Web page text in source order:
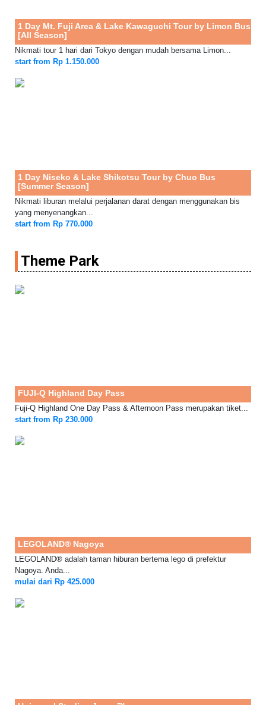
1 Day Mt. Fuji Area & Lake Kawaguchi Tour by Limon Bus
[All Season]
Nikmati tour 1 hari dari Tokyo dengan mudah bersama Limon...
start from Rp 1.150.000
1 Day Niseko & Lake Shikotsu Tour by Chuo Bus
[Summer Season]
Nikmati liburan melalui perjalanan darat dengan menggunakan bis
yang menyenangkan...
start from Rp 770.000
Theme Park
FUJI-Q Highland Day Pass
Fuji-Q Highland One Day Pass & Afternoon Pass merupakan tiket...
start from Rp 230.000
LEGOLAND® Nagoya
LEGOLAND® adalah taman hiburan bertema lego di prefektur
Nagoya. Anda...
mulai dari Rp 425.000